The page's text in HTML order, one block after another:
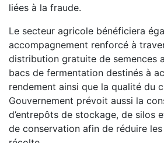
liées à la fraude.
Le secteur agricole bénéficiera
accompagnement renforcé à
distribution gratuite de semences
bacs de fermentation destinés à
rendement ainsi que la qualité du
Gouvernement prévoit aussi la
d’entrepôts de stockage, de silos
de conservation afin de réduire